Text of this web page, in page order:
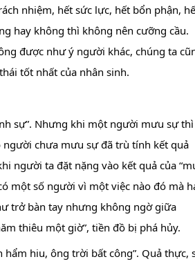
nhiệm, hết sức lực, hết bổn phận,
hay không thì không nên cưỡng cầu.
được như ý người khác, chúng ta
tốt nhất của nhân sinh.
sự”. Nhưng khi một người mưu sự thì
chưa mưu sự đã trù tính kết quả
người ta đặt nặng vào kết quả của
một số người vì một việc nào đó mà
trở bàn tay nhưng không ngờ giữa
thiêu một giờ”, tiền đồ bị phá hủy.
hiu, ông trời bất công”. Quả thực,